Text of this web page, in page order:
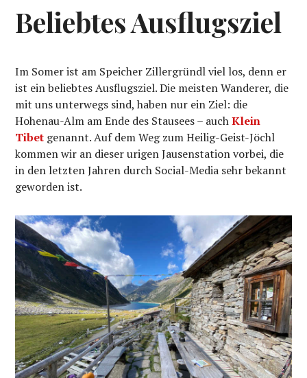
Beliebtes Ausflugsziel
Im Somer ist am Speicher Zillergründl viel los, denn er
ist ein beliebtes Ausflugsziel. Die meisten Wanderer, die
mit uns unterwegs sind, haben nur ein Ziel: die
Hohenau-Alm am Ende des Stausees – auchKlein
Tibet genannt. Auf dem Weg zum Heilig-Geist-Jöchl
kommen wir an dieser urigen Jausenstation vorbei, die
in den letzten Jahren durch Social-Media sehr bekannt
geworden ist.